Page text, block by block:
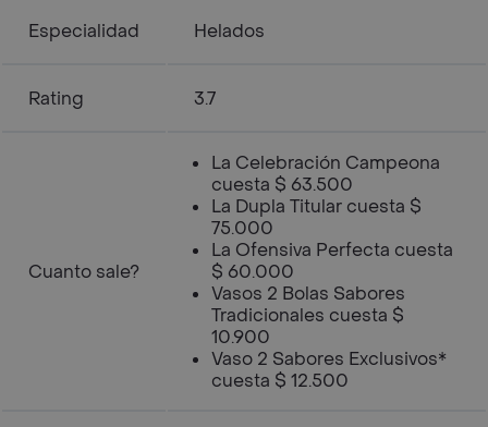
Especialidad Helados
Rating 3.7
Cuanto sale?
La Celebración Campeona
cuesta $ 63.500
La Dupla Titular cuesta $
75.000
La Ofensiva Perfecta cuesta
$ 60.000
Vasos 2 Bolas Sabores
Tradicionales cuesta $
10.900
Vaso 2 Sabores Exclusivos*
cuesta $ 12.500